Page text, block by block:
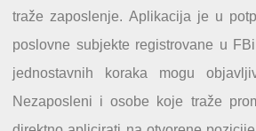
traže zaposlenje. Aplikacija je u
poslovne subjekte registrovane u
jednostavnih koraka mogu
Nezaposleni i osobe koje traže